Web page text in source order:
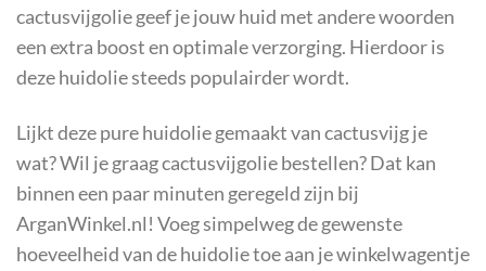
cactusvijgolie geef je jouw huid met andere woorden
een extra boost en optimale verzorging. Hierdoor is
deze huidolie steeds populairder wordt.
Lijkt deze pure huidolie gemaakt van cactusvijg je
wat? Wil je graag cactusvijgolie bestellen? Dat kan
binnen een paar minuten geregeld zijn bij
ArganWinkel.nl! Voeg simpelweg de gewenste
hoeveelheid van de huidolie toe aan je winkelwagentje